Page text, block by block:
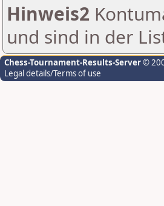
Hinweis2
und sind in der
Chess-Tournament-Results-Server©
Legal details/Terms of use